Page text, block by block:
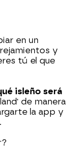
en un
y
tú el que
isleño será
de manera
la app y